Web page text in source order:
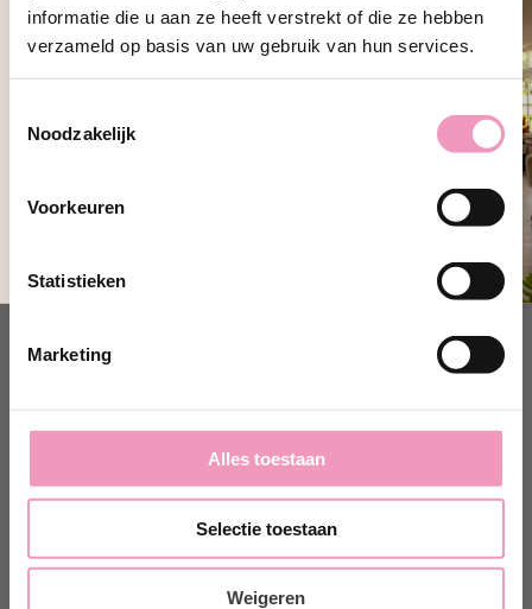
informatie die u aan ze heeft verstrekt of die ze hebben
verzameld op basis van uw gebruik van hun services.
Noodzakelijk
Voorkeuren
Statistieken
Marketing
Alles toestaan
Selectie toestaan
Weigeren
Omdat de balletjes zonder vloeistof werken, zijn ze
schoon, veilig en supersimpel in gebruik. Afhankelijk van
waar je ze plaatst, blijven ze weken tot maanden lekker
vervanging.
Ontvang 10% korting!
jouw@e-mailadres.com
Ja, ik wil 10% korting!